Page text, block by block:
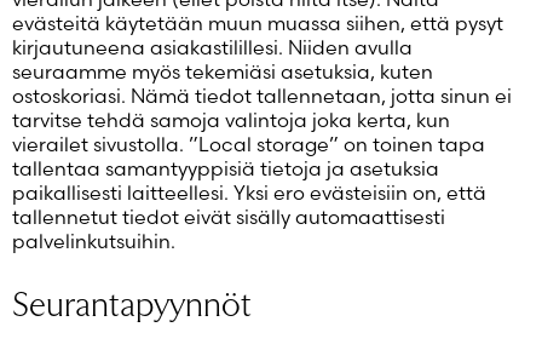
evästeitä käytetään muun muassa siihen, että pysyt
kirjautuneena asiakastilillesi. Niiden avulla
seuraamme myös tekemiäsi asetuksia, kuten
ostoskoriasi. Nämä tiedot tallennetaan, jotta sinun ei
tarvitse tehdä samoja valintoja joka kerta, kun
vierailet sivustolla. ”Local storage” on toinen tapa
tallentaa samantyyppisiä tietoja ja asetuksia
paikallisesti laitteellesi. Yksi ero evästeisiin on, että
tallennetut tiedot eivät sisälly automaattisesti
palvelinkutsuihin.
Seurantapyynnöt